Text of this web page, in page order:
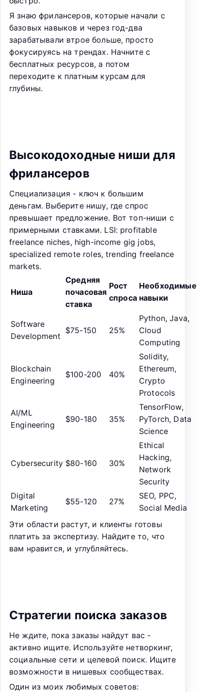
Я знаю фрилансеров, которые начали с
базовых навыков и через год-два
зарабатывали втрое больше, просто
фокусируясь на трендах. Начните с
бесплатных ресурсов, а потом
переходите к платным курсам для
глубины.
Высокодоходные ниши для
фрилансеров
Специализация - ключ к большим
деньгам. Выберите нишу, где спрос
превышает предложение. Вот топ-ниши с
примерными ставками. LSI: profitable
freelance niches, high-income gig jobs,
specialized remote roles, trending freelance
markets.
Ниша
Средняя
почасовая
ставка
Рост
спроса
Необходимые
навыки
Software
Development
$75-150 25%
Python, Java,
Cloud
Computing
Blockchain
Engineering
$100-200 40%
Solidity,
Ethereum,
Crypto
Protocols
AI/ML
Engineering
$90-180 35%
TensorFlow,
PyTorch, Data
Science
Cybersecurity $80-160 30%
Ethical
Hacking,
Network
Security
Digital
Marketing
$55-120 27%
SEO, PPC,
Social Media
Эти области растут, и клиенты готовы
платить за экспертизу. Найдите то, что
вам нравится, и углубляйтесь.
Стратегии поиска заказов
Не ждите, пока заказы найдут вас -
активно ищите. Используйте нетворкинг,
социальные сети и целевой поиск. Ищите
возможности в нишевых сообществах.
Один из моих любимых советов: